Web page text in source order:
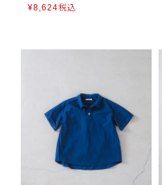
¥8,624税込